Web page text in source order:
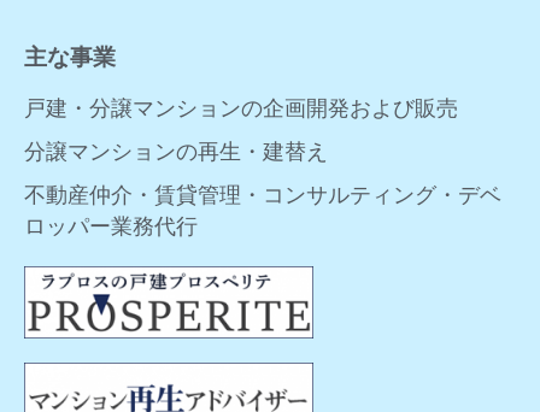
主な事業
戸建・分譲マンションの企画開発および販売
分譲マンションの再生・建替え
不動産仲介・賃貸管理・コンサルティング・デベ
ロッパー業務代行